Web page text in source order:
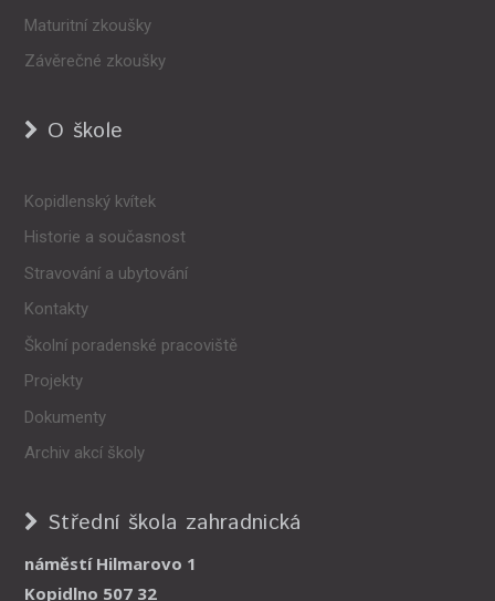
Maturitní zkoušky
Závěrečné zkoušky
O škole
Kopidlenský kvítek
Historie a současnost
Stravování a ubytování
Kontakty
Školní poradenské pracoviště
Projekty
Dokumenty
Archiv akcí školy
Střední škola zahradnická
náměstí Hilmarovo 1
Kopidlno 507 32